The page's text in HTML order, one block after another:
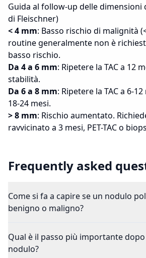
Guida al follow-up delle dimensioni
di Fleischner)
< 4 mm: Basso rischio di malignità
routine generalmente non è
basso rischio.
Da 4 a 6 mm: Ripetere la TAC a 12
stabilità.
Da 6 a 8 mm: Ripetere la TAC a 6-
18-24 mesi.
> 8 mm: Rischio aumentato.
ravvicinato a 3 mesi, PET-TAC o
Frequently asked
Come si fa a capire se un nodulo
benigno o maligno?
Qual è il passo più importante
nodulo?